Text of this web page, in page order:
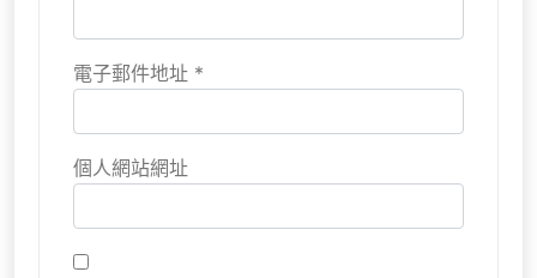
電子郵件地址 *
個人網站網址